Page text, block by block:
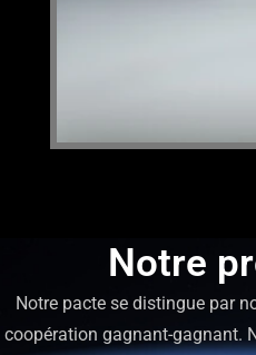
Notre
Notre pacte se distingue par
coopération gagnant-gagnant.